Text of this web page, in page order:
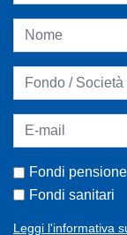
Fondi pensione
Fondi sanitari
Leggi l'informativa